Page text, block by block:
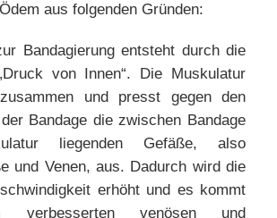
aus folgenden Gründen:
Bandagierung entsteht durch die
von Innen“. Die Muskulatur
und presst gegen den
Bandage die zwischen Bandage
liegenden Gefäße, also
und Venen, aus. Dadurch wird die
erhöht und es kommt
verbesserten venösen und